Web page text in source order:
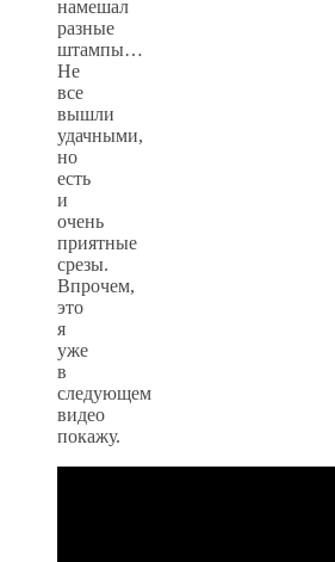
намешал
разные
штампы…
Не
все
вышли
удачными,
но
есть
и
очень
приятные
срезы.
Впрочем,
это
я
уже
в
следующем
видео
покажу.